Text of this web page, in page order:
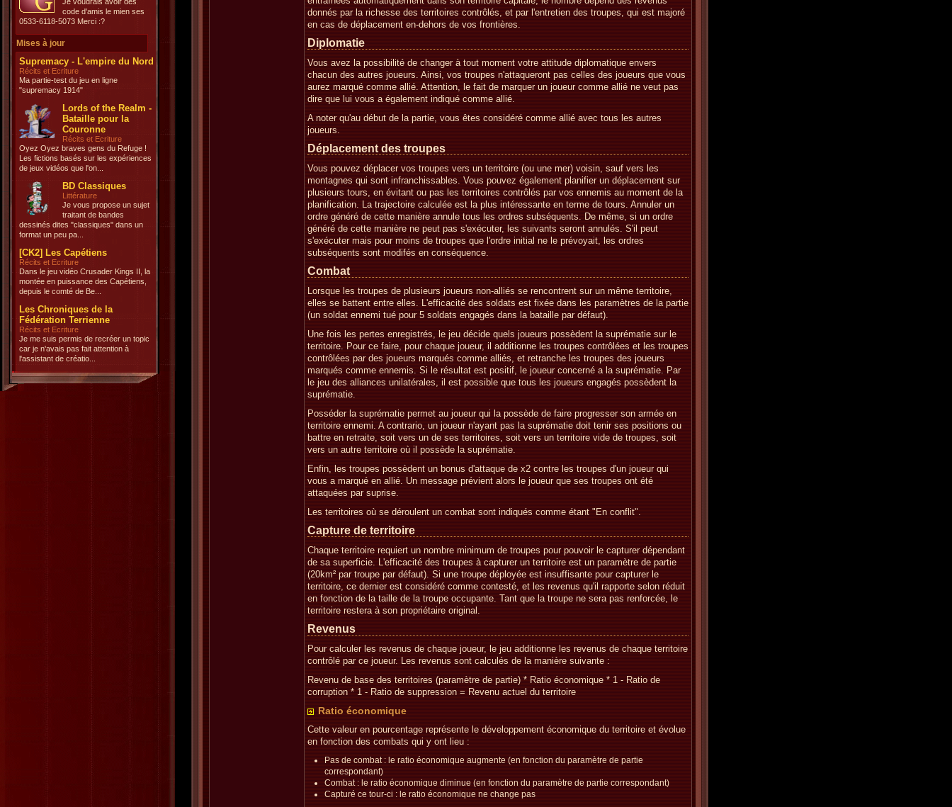
code d'amis le mien ses
0533-6118-5073 Merci :?
Mises à jour
Supremacy - L'empire du Nord
Récits et Ecriture
Ma partie-test du jeu en ligne
"supremacy 1914"
Lords of the Realm -
Bataille pour la
Couronne
Récits et Ecriture
Oyez Oyez braves gens du Refuge !
Les fictions basés sur les expériences
de jeux vidéos que l'on...
BD Classiques
Littérature
Je vous propose un sujet
traitant de bandes
dessinés dites "classiques" dans un
format un peu pa...
[CK2] Les Capétiens
Récits et Ecriture
Dans le jeu vidéo Crusader Kings II, la
montée en puissance des Capétiens,
depuis le comté de Be...
Les Chroniques de la
Fédération Terrienne
Récits et Ecriture
Je me suis permis de recréer un topic
car je n'avais pas fait attention à
l'assistant de créatio...
donnés par la richesse des territoires contrôlés, et par l'entretien des troupes, qui est majoré
en cas de déplacement en-dehors de vos frontières.
Diplomatie
Vous avez la possibilité de changer à tout moment votre attitude diplomatique envers
chacun des autres joueurs. Ainsi, vos troupes n'attaqueront pas celles des joueurs que vous
aurez marqué comme allié. Attention, le fait de marquer un joueur comme allié ne veut pas
dire que lui vous a également indiqué comme allié.
A noter qu'au début de la partie, vous êtes considéré comme allié avec tous les autres
joueurs.
Déplacement des troupes
Vous pouvez déplacer vos troupes vers un territoire (ou une mer) voisin, sauf vers les
montagnes qui sont infranchissables. Vous pouvez également planifier un déplacement sur
plusieurs tours, en évitant ou pas les territoires contrôlés par vos ennemis au moment de la
planification. La trajectoire calculée est la plus intéressante en terme de tours. Annuler un
ordre généré de cette manière annule tous les ordres subséquents. De même, si un ordre
généré de cette manière ne peut pas s'exécuter, les suivants seront annulés. S'il peut
s'exécuter mais pour moins de troupes que l'ordre initial ne le prévoyait, les ordres
subséquents sont modifés en conséquence.
Combat
Lorsque les troupes de plusieurs joueurs non-alliés se rencontrent sur un même territoire,
elles se battent entre elles. L'efficacité des soldats est fixée dans les paramètres de la partie
(un soldat ennemi tué pour 5 soldats engagés dans la bataille par défaut).
Une fois les pertes enregistrés, le jeu décide quels joueurs possèdent la suprématie sur le
territoire. Pour ce faire, pour chaque joueur, il additionne les troupes contrôlées et les troupes
contrôlées par des joueurs marqués comme alliés, et retranche les troupes des joueurs
marqués comme ennemis. Si le résultat est positif, le joueur concerné a la suprématie. Par
le jeu des alliances unilatérales, il est possible que tous les joueurs engagés possèdent la
suprématie.
Posséder la suprématie permet au joueur qui la possède de faire progresser son armée en
territoire ennemi. A contrario, un joueur n'ayant pas la suprématie doit tenir ses positions ou
battre en retraite, soit vers un de ses territoires, soit vers un territoire vide de troupes, soit
vers un autre territoire où il possède la suprématie.
Enfin, les troupes possèdent un bonus d'attaque de x2 contre les troupes d'un joueur qui
vous a marqué en allié. Un message prévient alors le joueur que ses troupes ont été
attaquées par suprise.
Les territoires où se déroulent un combat sont indiqués comme étant "En conflit".
Capture de territoire
Chaque territoire requiert un nombre minimum de troupes pour pouvoir le capturer dépendant
de sa superficie. L'efficacité des troupes à capturer un territoire est un paramètre de partie
(20km² par troupe par défaut). Si une troupe déployée est insuffisante pour capturer le
territoire, ce dernier est considéré comme contesté, et les revenus qu'il rapporte selon réduit
en fonction de la taille de la troupe occupante. Tant que la troupe ne sera pas renforcée, le
territoire restera à son propriétaire original.
Revenus
Pour calculer les revenus de chaque joueur, le jeu additionne les revenus de chaque territoire
contrôlé par ce joueur. Les revenus sont calculés de la manière suivante :
Revenu de base des territoires (paramètre de partie) * Ratio économique * 1 - Ratio de
corruption * 1 - Ratio de suppression = Revenu actuel du territoire
Ratio économique
Cette valeur en pourcentage représente le développement économique du territoire et évolue
en fonction des combats qui y ont lieu :
Pas de combat : le ratio économique augmente (en fonction du paramètre de partie
correspondant)
Combat : le ratio économique diminue (en fonction du paramètre de partie correspondant)
Capturé ce tour-ci : le ratio économique ne change pas